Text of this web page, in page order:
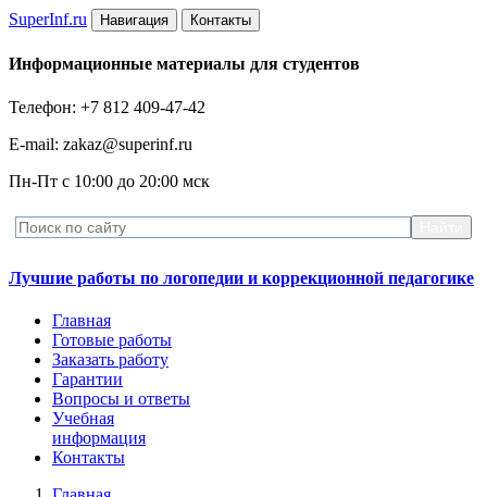
SuperInf.ru Навигация Контакты
Информационные материалы для студентов
Телефон: +7 812 409-47-42
E-mail: zakaz@superinf.ru
Пн-Пт с 10:00 до 20:00 мск
Лучшие работы по логопедии и коррекционной педагогике
Главная
Готовые работы
Заказать работу
Гарантии
Вопросы и ответы
Учебная
информация
Контакты